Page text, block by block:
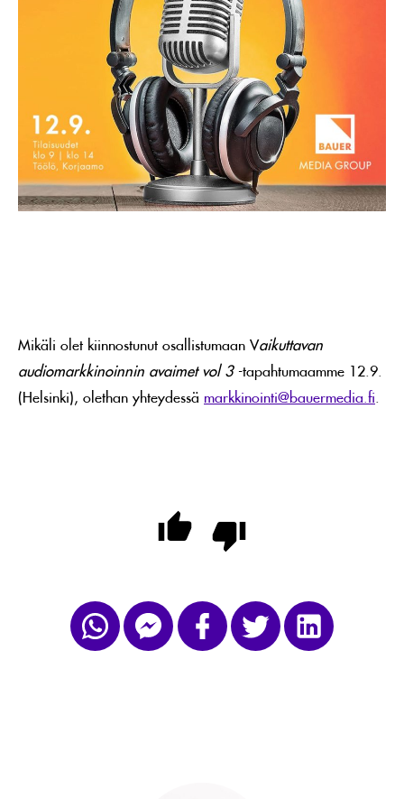
Mikäli olet kiinnostunut osallistumaan Vaikuttavan
audiomarkkinoinnin avaimet vol 3-tapahtumaamme 12.9.
(Helsinki), olethan yhteydessä markkinointi@bauermedia.fi